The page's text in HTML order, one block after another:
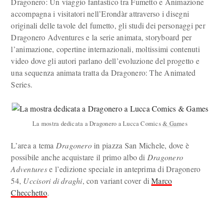
accompagna i visitatori nell’Erondàr attraverso i disegni
originali delle tavole del fumetto, gli studi dei personaggi per
Dragonero Adventures e la serie animata, storyboard per
l’animazione, copertine internazionali, moltissimi contenuti
video dove gli autori parlano dell’evoluzione del progetto e
una sequenza animata tratta da Dragonero: The Animated
Series.
La mostra dedicata a Dragonero a Lucca Comics & Games
L’area a tema Dragoneroin piazza San Michele, dove è
possibile anche acquistare il primo albo di Dragonero
Adventurese l’edizione speciale in anteprima di Dragonero
54, Uccisori di draghi, con variant cover diMarco
Checchetto.